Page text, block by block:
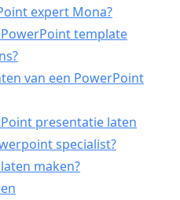
expert Mona?
template
van een PowerPoint
presentatie laten
specialist?
maken?